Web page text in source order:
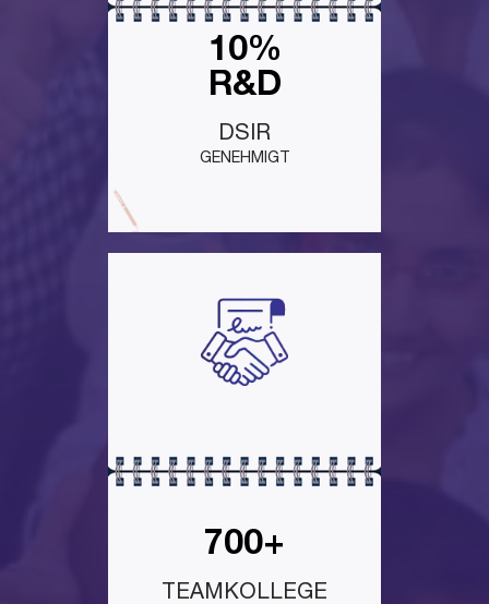
10%
R&D
DSIR
GENEHMIGT
700+
TEAMKOLLEGE